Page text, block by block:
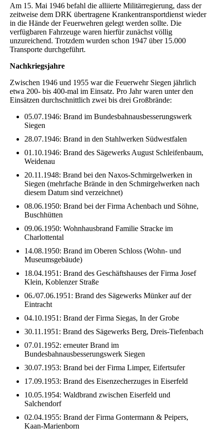
Am 15. Mai 1946 befahl die alliierte Militärregierung, dass der
zeitweise dem DRK übertragene Krankentransportdienst wieder
in die Hände der Feuerwehren gelegt werden sollte. Die
verfügbaren Fahrzeuge waren hierfür zunächst völlig
unzureichend. Trotzdem wurden schon 1947 über 15.000
Transporte durchgeführt.
Nachkriegsjahre
Zwischen 1946 und 1955 war die Feuerwehr Siegen jährlich
etwa 200- bis 400-mal im Einsatz. Pro Jahr waren unter den
Einsätzen durchschnittlich zwei bis drei Großbrände:
05.07.1946: Brand im Bundesbahnausbesserungswerk
Siegen
28.07.1946: Brand in den Stahlwerken Südwestfalen
01.10.1946: Brand des Sägewerks August Schleifenbaum,
Weidenau
20.11.1948: Brand bei den Naxos-Schmirgelwerken in
Siegen (mehrfache Brände in den Schmirgelwerken nach
diesem Datum sind verzeichnet)
08.06.1950: Brand bei der Firma Achenbach und Söhne,
Buschhütten
09.06.1950: Wohnhausbrand Familie Stracke im
Charlottental
14.08.1950: Brand im Oberen Schloss (Wohn- und
Museumsgebäude)
18.04.1951: Brand des Geschäftshauses der Firma Josef
Klein, Koblenzer Straße
06./07.06.1951: Brand des Sägewerks Münker auf der
Eintracht
04.10.1951: Brand der Firma Siegas, In der Grobe
30.11.1951: Brand des Sägewerks Berg, Dreis-Tiefenbach
07.01.1952: erneuter Brand im
Bundesbahnausbesserungswerk Siegen
30.07.1953: Brand bei der Firma Limper, Eifertsufer
17.09.1953: Brand des Eisenzecherzuges in Eiserfeld
10.05.1954: Waldbrand zwischen Eiserfeld und
Salchendorf
02.04.1955: Brand der Firma Gontermann & Peipers,
Kaan-Marienborn